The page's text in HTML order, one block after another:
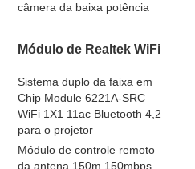
câmera da baixa potência
Módulo de Realtek WiFi
Sistema duplo da faixa em
Chip Module 6221A-SRC
WiFi 1X1 11ac Bluetooth 4,2
para o projetor
Módulo de controle remoto
da antena 150m 150mbps